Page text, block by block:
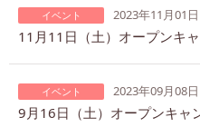
イベント 2023年11月01日
11月11日（土）オープンキ
イベント 2023年09月08日
9月16日（土）オープンキャ